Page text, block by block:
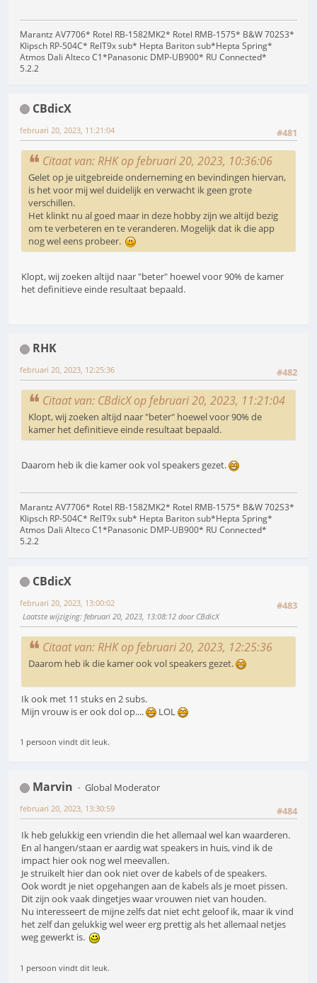
Marantz AV7706* Rotel RB-1582MK2* Rotel RMB-1575* B&W 702S3*
Klipsch RP-504C* RelT9x sub* Hepta Bariton sub*Hepta Spring*
Atmos Dali Alteco C1*Panasonic DMP-UB900* RU Connected*
5.2.2
CBdicX
#481
februari 20, 2023, 11:21:04
Citaat van: RHK op februari 20, 2023, 10:36:06
Gelet op je uitgebreide onderneming en bevindingen hiervan,
is het voor mij wel duidelijk en verwacht ik geen grote
verschillen.
Het klinkt nu al goed maar in deze hobby zijn we altijd bezig
om te verbeteren en te veranderen. Mogelijk dat ik die app
nog wel eens probeer.
Klopt, wij zoeken altijd naar "beter" hoewel voor 90% de kamer
het definitieve einde resultaat bepaald.
RHK
#482
februari 20, 2023, 12:25:36
Citaat van: CBdicX op februari 20, 2023, 11:21:04
Klopt, wij zoeken altijd naar "beter" hoewel voor 90% de
kamer het definitieve einde resultaat bepaald.
Daarom heb ik die kamer ook vol speakers gezet.
Marantz AV7706* Rotel RB-1582MK2* Rotel RMB-1575* B&W 702S3*
Klipsch RP-504C* RelT9x sub* Hepta Bariton sub*Hepta Spring*
Atmos Dali Alteco C1*Panasonic DMP-UB900* RU Connected*
5.2.2
CBdicX
#483
februari 20, 2023, 13:00:02
Laatste wijziging: februari 20, 2023, 13:08:12 door CBdicX
Citaat van: RHK op februari 20, 2023, 12:25:36
Daarom heb ik die kamer ook vol speakers gezet.
Ik ook met 11 stuks en 2 subs.
Mijn vrouw is er ook dol op....
LOL
1 persoon vindt dit leuk.
Marvin
Global Moderator
#484
februari 20, 2023, 13:30:59
Ik heb gelukkig een vriendin die het allemaal wel kan waarderen.
En al hangen/staan er aardig wat speakers in huis, vind ik de
impact hier ook nog wel meevallen.
Je struikelt hier dan ook niet over de kabels of de speakers.
Ook wordt je niet opgehangen aan de kabels als je moet pissen.
Dit zijn ook vaak dingetjes waar vrouwen niet van houden.
Nu interesseert de mijne zelfs dat niet echt geloof ik, maar ik vind
het zelf dan gelukkig wel weer erg prettig als het allemaal netjes
weg gewerkt is.
1 persoon vindt dit leuk.